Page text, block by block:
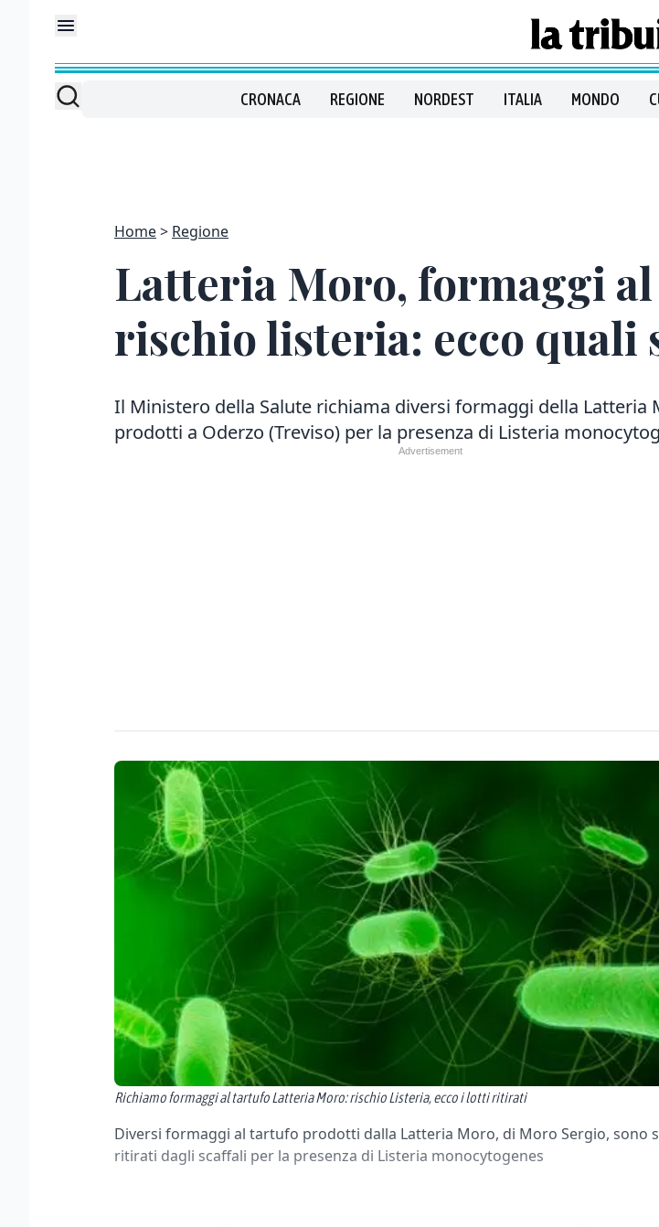
CRONACA REGIONE NORDEST ITALIA MONDO
Home Regione
Latteria Moro, formaggi
rischio listeria: ecco quali
Il Ministero della Salute richiama diversi formaggi della Latteria
prodotti a Oderzo (Treviso) per la presenza di Listeria
Richiamo formaggi al tartufo Latteria Moro: rischio Listeria, ecco i lotti ritirati
Diversi formaggi al tartufo prodotti dalla Latteria Moro, di Moro Sergio, sono
ritirati dagli scaffali per la presenza di Listeria monocytogenes